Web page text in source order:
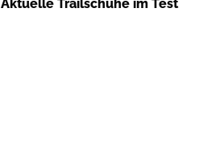
Aktuelle Trailschuhe im Test